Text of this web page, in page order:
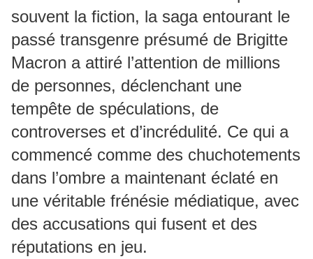
souvent la fiction, la saga entourant le
passé transgenre présumé de Brigitte
Macron a attiré l’attention de millions
de personnes, déclenchant une
tempête de spéculations, de
controverses et d’incrédulité. Ce qui a
commencé comme des chuchotements
dans l’ombre a maintenant éclaté en
une véritable frénésie médiatique, avec
des accusations qui fusent et des
réputations en jeu.